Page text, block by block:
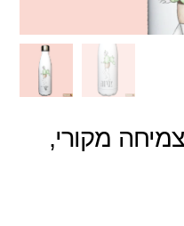
מקורי,